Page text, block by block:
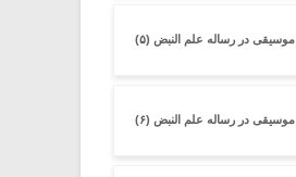
موسیقی در رساله علم النبض (۵)
موسیقی در رساله علم النبض (۶)